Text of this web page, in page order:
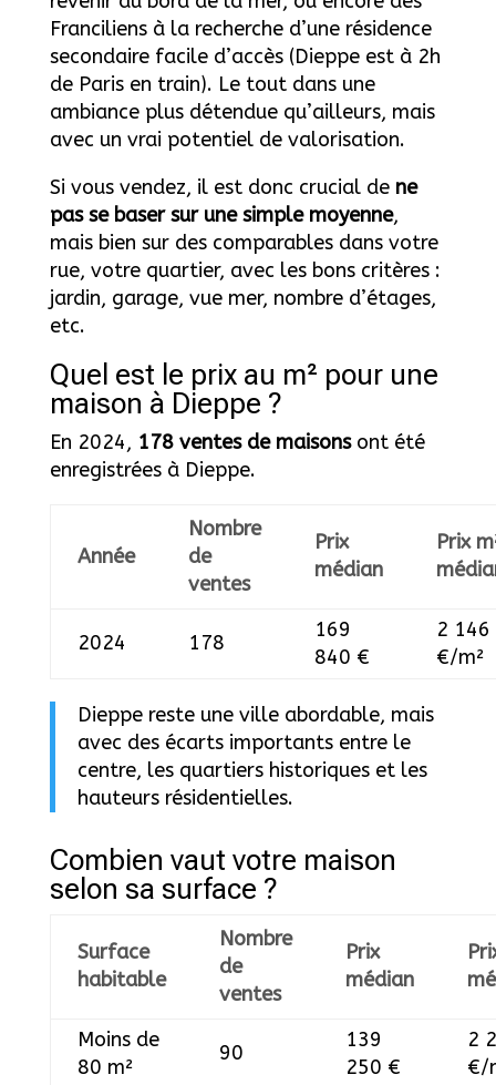
Franciliens à la recherche d’une résidence
secondaire facile d’accès (Dieppe est à 2h
de Paris en train). Le tout dans une
ambiance plus détendue qu’ailleurs, mais
avec un vrai potentiel de valorisation.
Si vous vendez, il est donc crucial de ne
pas se baser sur une simple moyenne,
mais bien sur des comparables dans votre
rue, votre quartier, avec les bons critères :
jardin, garage, vue mer, nombre d’étages,
etc.
Quel est le prix au m² pour une
maison à Dieppe ?
En 2024, 178 ventes de maisonsont été
enregistrées à Dieppe.
Année
Nombre
de
ventes
Prix
médian
Prix
2024 178
169
840 €
2 146
€/m²
Dieppe reste une ville abordable, mais
avec des écarts importants entre le
centre, les quartiers historiques et les
hauteurs résidentielles.
Combien vaut votre maison
selon sa surface ?
Surface
habitable
Nombre
de
ventes
Prix
médian
Moins de
80 m²
90
139
250 €
2
€/